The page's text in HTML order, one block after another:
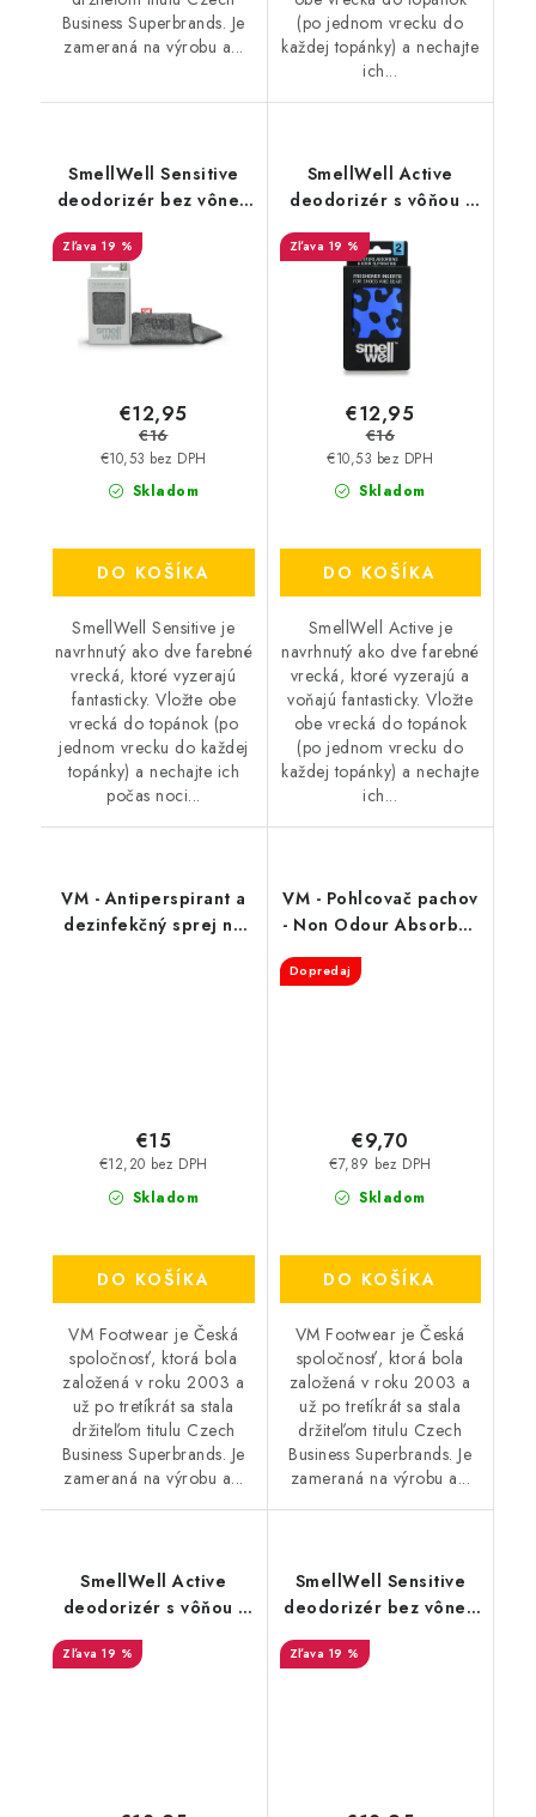
Business Superbrands. Je
zameraná na výrobu a...
(po jednom vrecku do
každej topánky) a nechajte
ich...
SmellWell Sensitive
deodorizér bez vône -
19 %
Skladom
€10,53 bez DPH
€12,95
€16
DO KOŠÍKA
SmellWell Sensitive je
navrhnutý ako dve farebné
vrecká, ktoré vyzerajú
fantasticky. Vložte obe
vrecká do topánok (po
jednom vrecku do každej
topánky) a nechajte ich
počas noci...
SmellWell Active
deodorizér s vôňou -
19 %
Skladom
€10,53 bez DPH
€12,95
€16
DO KOŠÍKA
SmellWell Active je
navrhnutý ako dve farebné
vrecká, ktoré vyzerajú a
voňajú fantasticky. Vložte
obe vrecká do topánok
(po jednom vrecku do
každej topánky) a nechajte
ich...
VM - Antiperspirant a
dezinfekčný sprej na
Skladom
€12,20 bez DPH
€15
DO KOŠÍKA
VM Footwear je Česká
spoločnosť, ktorá bola
založená v roku 2003 a
už po tretíkrát sa stala
držiteľom titulu Czech
Business Superbrands. Je
zameraná na výrobu a...
VM - Pohlcovač pachov
- Non Odour Absorber
3501
Dopredaj
Skladom
€7,89 bez DPH
€9,70
DO KOŠÍKA
VM Footwear je Česká
spoločnosť, ktorá bola
založená v roku 2003 a
už po tretíkrát sa stala
držiteľom titulu Czech
Business Superbrands. Je
zameraná na výrobu a...
SmellWell Active
deodorizér s vôňou -
Pink Zebra
19 %
SmellWell Sensitive
deodorizér bez vône -
Green
19 %